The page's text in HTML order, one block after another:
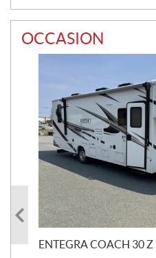
OCCASION
ENTEGRA COACH 30